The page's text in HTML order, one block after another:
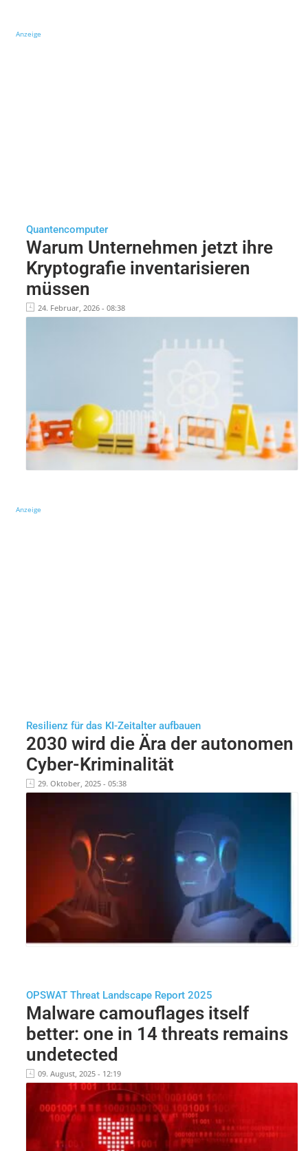
Anzeige
Quantencomputer
Warum Unternehmen jetzt ihre
Kryptografie inventarisieren
müssen
24. Februar, 2026 - 08:38
Anzeige
Resilienz für das KI-Zeitalter aufbauen
2030 wird die Ära der autonomen
Cyber-Kriminalität
29. Oktober, 2025 - 05:38
OPSWAT Threat Landscape Report 2025
Malware camouflages itself
better: one in 14 threats remains
undetected
09. August, 2025 - 12:19